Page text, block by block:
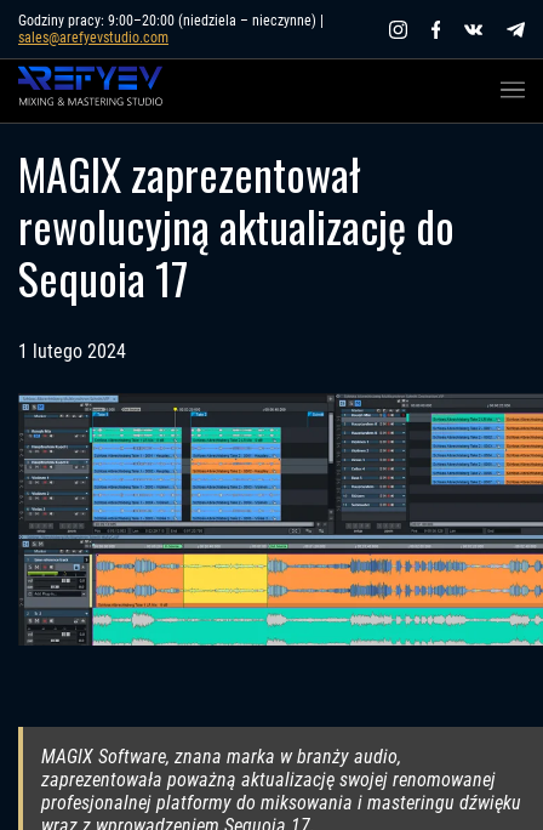
Skip
content
Godziny pracy: 9:00–20:00 (niedziela – nieczynne) |
sales@arefyevstudio.com
MAGIX zaprezentował
rewolucyjną aktualizację do
Sequoia 17
1 lutego 2024
MAGIX Software, znana marka w branży audio,
zaprezentowała poważną aktualizację swojej renomowanej
profesjonalnej platformy do miksowania i masteringu dźwięku